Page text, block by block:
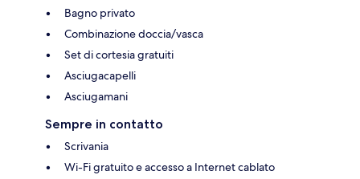
Bagno privato
Combinazione doccia/vasca
Set di cortesia gratuiti
Asciugacapelli
Asciugamani
Sempre in contatto
Scrivania
Wi-Fi gratuito e accesso a Internet cablato